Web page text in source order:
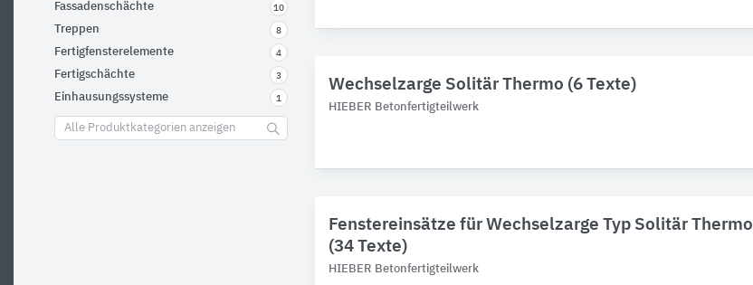
Fassadenschächte 10
Treppen 8
Fertigfensterelemente 4
Fertigschächte 3
Einhausungssysteme 1
Alle Produktkategorien anzeigen
Wechselzarge Solitär Thermo (6 Texte)
HIEBER Betonfertigteilwerk
Fenstereinsätze für Wechselzarge Typ Solitär Thermo
(34 Texte)
HIEBER Betonfertigteilwerk